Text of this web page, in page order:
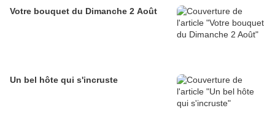
Votre bouquet du Dimanche 2 Août
Un bel hôte qui s'incruste